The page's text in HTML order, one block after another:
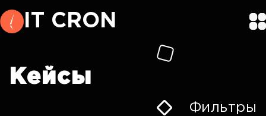
IT CRON
Кейсы
Фильтры